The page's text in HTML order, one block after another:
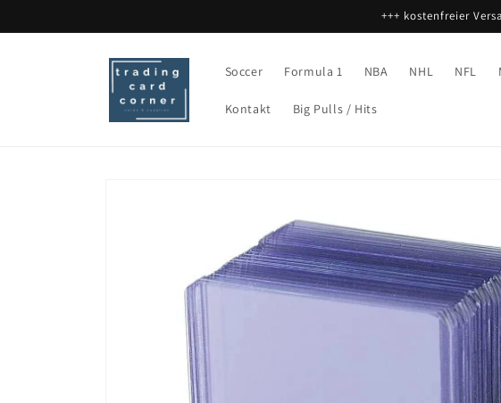
Inhalt
+++ kostenfreier
Soccer Formula 1 NBA NHL NFL
Kontakt Big Pulls / Hits